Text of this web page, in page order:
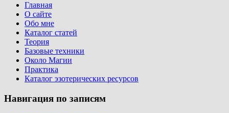
Главная
О сайте
Обо мне
Каталог статей
Теория
Базовые техники
Около Магии
Практика
Каталог эзотерических ресурсов
Навигация по записям